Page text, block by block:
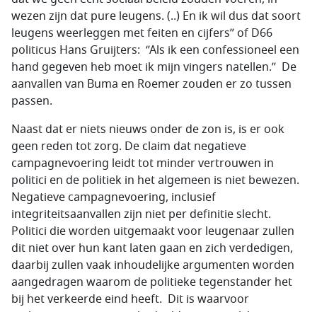
wezen zijn dat pure leugens. (..) En ik wil dus dat soort
leugens weerleggen met feiten en cijfers” of D66
politicus Hans Gruijters: ‘’Als ik een confessioneel een
hand gegeven heb moet ik mijn vingers natellen.’’ De
aanvallen van Buma en Roemer zouden er zo tussen
passen.
Naast dat er niets nieuws onder de zon is, is er ook
geen reden tot zorg. De claim dat negatieve
campagnevoering leidt tot minder vertrouwen in
politici en de politiek in het algemeen is niet bewezen.
Negatieve campagnevoering, inclusief
integriteitsaanvallen zijn niet per definitie slecht.
Politici die worden uitgemaakt voor leugenaar zullen
dit niet over hun kant laten gaan en zich verdedigen,
daarbij zullen vaak inhoudelijke argumenten worden
aangedragen waarom de politieke tegenstander het
bij het verkeerde eind heeft. Dit is waarvoor